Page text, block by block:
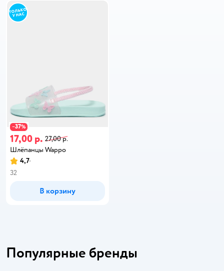
−37%
17,00 р. 27,00 р.
Шлёпанцы Wappo
4,7
32
В корзину
Популярные бренды